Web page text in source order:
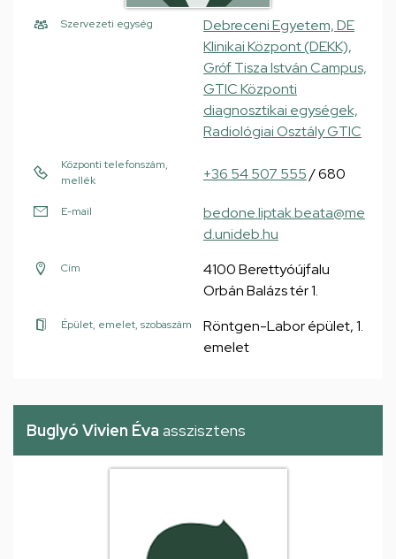
Szervezeti egység
Debreceni Egyetem, DE
Klinikai Központ (DEKK),
Gróf Tisza István Campus,
GTIC Központi
diagnosztikai egységek,
Radiológiai Osztály GTIC
Központi telefonszám,
mellék
+36 54 507 555/ 680
E-mail
bedone.liptak.beata@me
d.unideb.hu
Cím
4100 Berettyóújfalu
Orbán Balázs tér 1.
Épület, emelet, szobaszám
Röntgen-Labor épület, 1.
emelet
Buglyó Vivien Éva asszisztens